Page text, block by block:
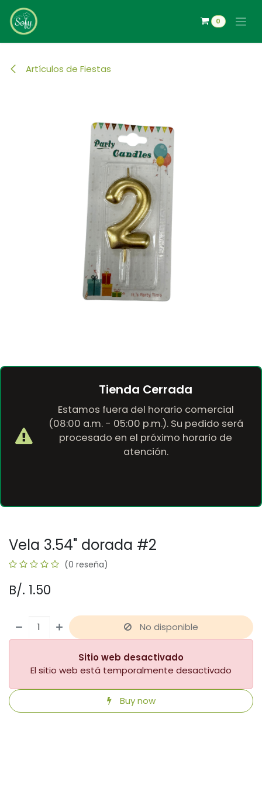
Ir al contenido
0
Artículos de Fiestas
Tienda Cerrada
Estamos fuera del horario comercial
(08:00 a.m. - 05:00 p.m.). Su pedido será
procesado en el próximo horario de
atención.
Vela 3.54" dorada #2
(0 reseña)
B/. 1.50
No disponible
Sitio web desactivado
El sitio web está temporalmente desactivado
Buy now